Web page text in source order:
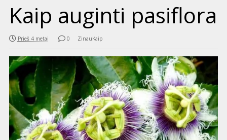
Kaip auginti pasiflora
Prieš 4 metai 0 ZinauKaip